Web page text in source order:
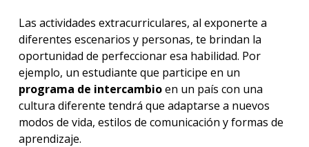
Las actividades extracurriculares, al exponerte a
diferentes escenarios y personas, te brindan la
oportunidad de perfeccionar esa habilidad. Por
ejemplo, un estudiante que participe en un
programa de intercambioen un país con una
cultura diferente tendrá que adaptarse a nuevos
modos de vida, estilos de comunicación y formas de
aprendizaje.